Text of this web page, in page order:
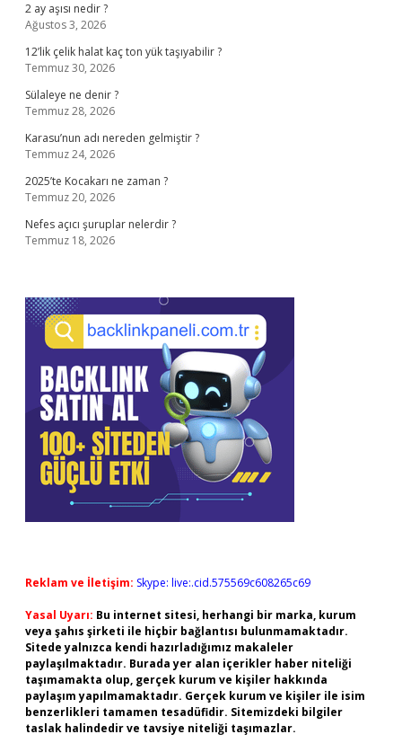
2 ay aşısı nedir ?
Ağustos 3, 2026
12’lik çelik halat kaç ton yük taşıyabilir ?
Temmuz 30, 2026
Sülaleye ne denir ?
Temmuz 28, 2026
Karasu’nun adı nereden gelmiştir ?
Temmuz 24, 2026
2025’te Kocakarı ne zaman ?
Temmuz 20, 2026
Nefes açıcı şuruplar nelerdir ?
Temmuz 18, 2026
Reklam ve İletişim: Skype: live:.cid.575569c608265c69
Yasal Uyarı: Bu internet sitesi, herhangi bir marka, kurum
veya şahıs şirketi ile hiçbir bağlantısı bulunmamaktadır.
Sitede yalnızca kendi hazırladığımız makaleler
paylaşılmaktadır. Burada yer alan içerikler haber niteliği
taşımamakta olup, gerçek kurum ve kişiler hakkında
paylaşım yapılmamaktadır. Gerçek kurum ve kişiler ile isim
benzerlikleri tamamen tesadüfidir. Sitemizdeki bilgiler
taslak halindedir ve tavsiye niteliği taşımazlar.